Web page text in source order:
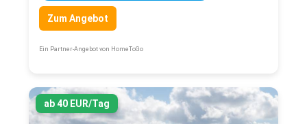
Zum Angebot
Ein Partner-Angebot von HomeToGo
ab 40 EUR/Tag